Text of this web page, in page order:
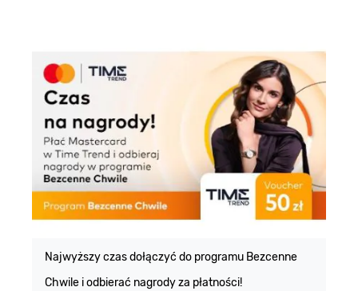
Najwyższy czas dołączyć do programu Bezcenne
Chwile i odbierać nagrody za płatności!